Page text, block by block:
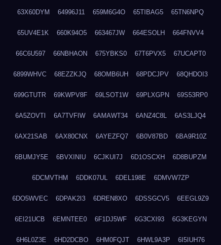
63X60DYM 64996J11 659M6G4O 65TIBAG5 65TN6NPQ
65UV4E1K 660K94O5 663467JW 664ESOLH 664FNVV4
66C6U597 66NBHAON 675YBKS0 67T6PVX5 67UCAPT0
6899WHVC 68EZZKJQ 68OMB6UH 68PDCJPV 68QHDOI3
699GTUTR 69KWPV8F 69LSOT1W 69PLXGPN 69S53RP0
6A5ZOVTI 6A7TVFIW 6AMAWT34 6ANZ4C8L 6AS3LJQ4
6AX21SAB 6AX80CNX 6AYEZFQ7 6B0V87BD 6BA9R10Z
6BUMJY5E 6BVXINIU 6CJKUI7J 6D1OSCXH 6D8BUPZM
6DCMVTHM 6DDK07UL 6DEL198E 6DMVW7ZP
6DO5WVEC 6DPAK2I3 6DREN8XO 6DSSGCV5 6EEGL9Z9
6EI21UCB 6EMNTEE0 6F1DJ5WF 6G3CXI93 6G3KEGYN
6H6L0Z3E 6HD2DCBO 6HM0FQJT 6HWL9A3P 6I5IUH76